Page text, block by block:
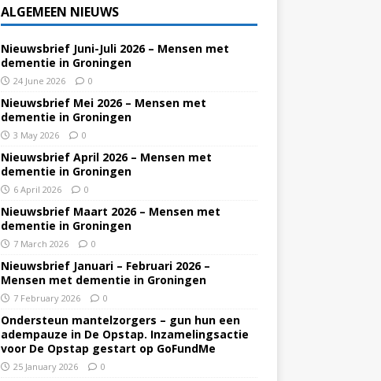
ALGEMEEN NIEUWS
Nieuwsbrief Juni-Juli 2026 – Mensen met
dementie in Groningen
24 June 2026 0
Nieuwsbrief Mei 2026 – Mensen met
dementie in Groningen
3 May 2026 0
Nieuwsbrief April 2026 – Mensen met
dementie in Groningen
6 April 2026 0
Nieuwsbrief Maart 2026 – Mensen met
dementie in Groningen
7 March 2026 0
Nieuwsbrief Januari – Februari 2026 –
Mensen met dementie in Groningen
7 February 2026 0
Ondersteun mantelzorgers – gun hun een
adempauze in De Opstap. Inzamelingsactie
voor De Opstap gestart op GoFundMe
25 January 2026 0